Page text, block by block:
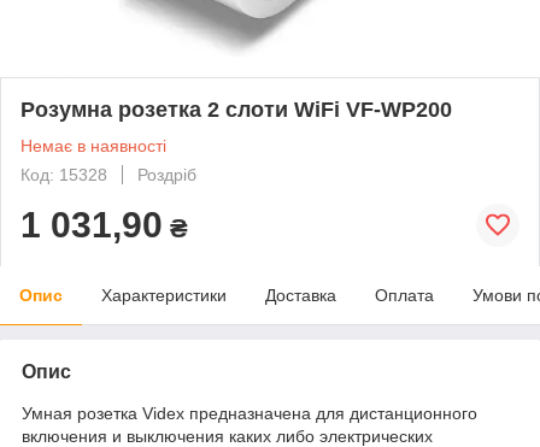
Розумна розетка 2 слоти WiFi VF-WP200
Немає в наявності
Код: 15328
Роздріб
1 031,90 ₴
Опис Характеристики Доставка Оплата Умови
Опис
Умная розетка Videx предназначена для дистанционного
включения и выключения каких либо электрических